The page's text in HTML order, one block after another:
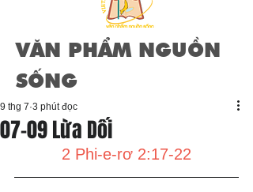
VĂN PHẨM NGUỒN
SỐNG
07-09 Lừa Dối
9 thg 7 3 phút đọc
2 Phi-e-rơ 2:17-22